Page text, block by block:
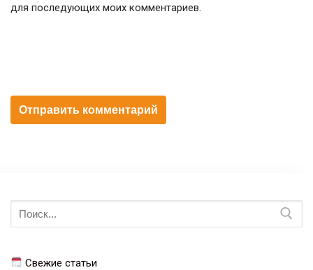
для последующих моих комментариев.
Искать:
Свежие статьи